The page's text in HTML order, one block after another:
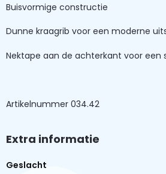
Buisvormige constructie
Dunne kraagrib voor een moderne
Nektape aan de achterkant voor een
Artikelnummer 034.42
Extra informatie
Geslacht